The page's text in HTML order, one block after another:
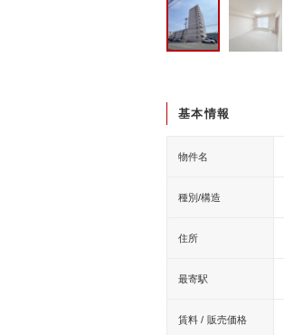
基本情報
物件名
種別/構造
住所
最寄駅
賃料 / 販売価格